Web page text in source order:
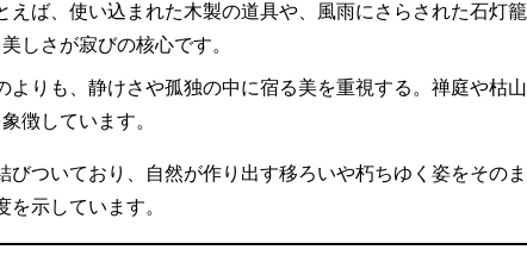
えば、使い込まれた木製の道具や、風雨にさらされた石灯籠
しさが寂びの核心です。
よりも、静けさや孤独の中に宿る美を重視する。禅庭や枯山
徴しています。
びついており、自然が作り出す移ろいや朽ちゆく姿をそのま
示しています。